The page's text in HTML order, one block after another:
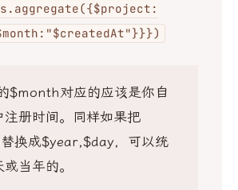
$month对应的应该是你自
注册时间。同样如果把
换成$year,$day，可以统
当年的。